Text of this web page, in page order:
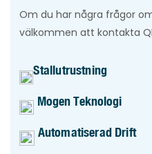
Om du har några frågor
välkommen att kontakta
Stallutrustning
Mogen Teknologi
Automatiserad Drift